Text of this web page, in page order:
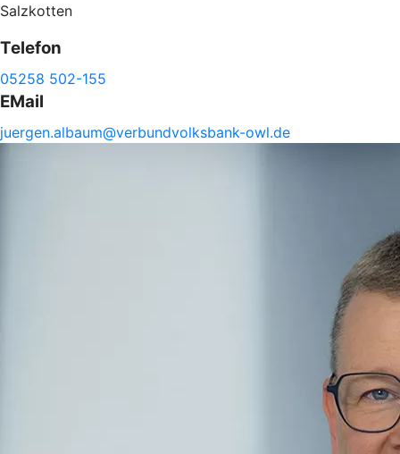
Salzkotten
Telefon
05258 502-155
EMail
juergen.albaum@verbundvolksbank-owl.de